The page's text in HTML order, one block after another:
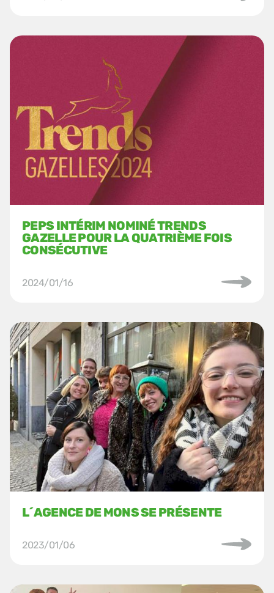
PEPS INTÉRIM NOMINÉ TRENDS
GAZELLE POUR LA QUATRIÈME FOIS
CONSÉCUTIVE
2024/01/16
L´AGENCE DE MONS SE PRÉSENTE
2023/01/06